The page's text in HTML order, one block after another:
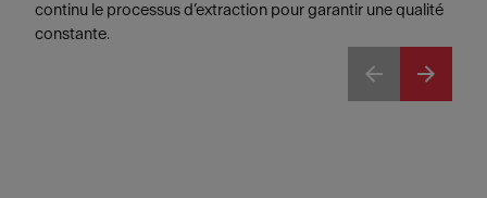
continu le processus d’extraction pour garantir une qualité
constante.